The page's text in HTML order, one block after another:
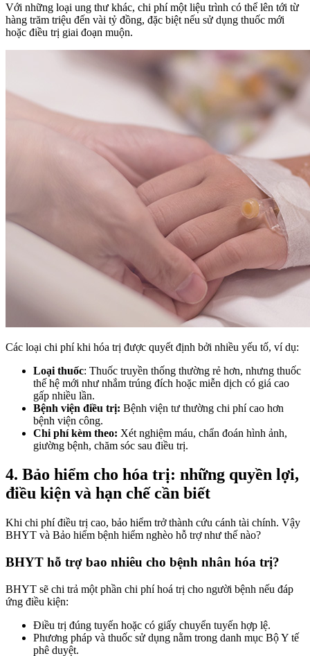
Với những loại ung thư khác, chi phí một liệu trình có thể lên tới từ
hàng trăm triệu đến vài tỷ đồng, đặc biệt nếu sử dụng thuốc mới
hoặc điều trị giai đoạn muộn.
Các loại chi phí khi hóa trị được quyết định bởi nhiều yếu tố, ví dụ:
Loại thuốc: Thuốc truyền thống thường rẻ hơn, nhưng thuốc
thế hệ mới như nhắm trúng đích hoặc miễn dịch có giá cao
gấp nhiều lần.
Bệnh viện điều trị: Bệnh viện tư thường chi phí cao hơn
bệnh viện công.
Chi phí kèm theo: Xét nghiệm máu, chẩn đoán hình ảnh,
giường bệnh, chăm sóc sau điều trị.
4. Bảo hiểm cho hóa trị: những quyền lợi,
điều kiện và hạn chế cần biết
Khi chi phí điều trị cao, bảo hiểm trở thành cứu cánh tài chính. Vậy
BHYT và Bảo hiểm bệnh hiểm nghèo hỗ trợ như thế nào?
BHYT hỗ trợ bao nhiêu cho bệnh nhân hóa trị?
BHYT sẽ chi trả một phần chi phí hoá trị cho người bệnh nếu đáp
ứng điều kiện:
Điều trị đúng tuyến hoặc có giấy chuyển tuyến hợp lệ.
Phương pháp và thuốc sử dụng nằm trong danh mục Bộ Y tế
phê duyệt.